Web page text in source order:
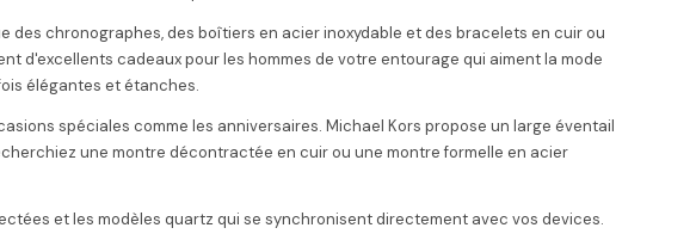
chronographes, des boîtiers en acier inoxydable et des bracelets en cuir ou
d'excellents cadeaux pour les hommes de votre entourage qui aiment la mode
élégantes et étanches.
spéciales comme les anniversaires. Michael Kors propose un large éventail
une montre décontractée en cuir ou une montre formelle en acier
et les modèles quartz qui se synchronisent directement avec vos devices.